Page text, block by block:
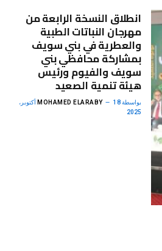
انطلاق النسخة الرابعة من
مهرجان النباتات الطبية
والعطرية في بني سويف
بمشاركة محافظي بني
سويف والفيوم ورئيس
هيئة تنمية الصعيد
بواسطة MOHAMED ELARABY 18 أكتوبر،
2025